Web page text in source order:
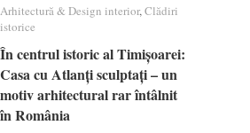
Arhitectură & Design interior,Clădiri
istorice
În centrul istoric al Timișoarei:
Casa cu Atlanți sculptați – un
motiv arhitectural rar întâlnit
în România
Arhitectură & Design interior Clădiri
istorice
În centrul istoric al Timișoarei:
Casa cu Atlanți sculptați – un
motiv arhitectural rar întâlnit
în România